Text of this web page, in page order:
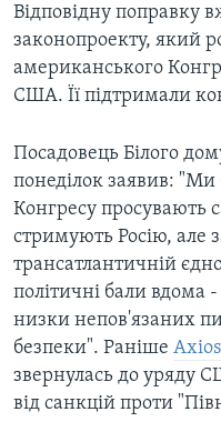
Відповідну поправку
законопроекту, який
американського
США. Її підтримали
Посадовець Білого
понеділок заявив:
Конгресу просувають
стримують Росію, але
трансатлантичній
політичні бали вдома
низки непов'язаних
безпеки". Раніше Axios
звернулась до уряду
від санкцій проти